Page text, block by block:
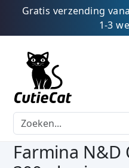
Gratis verzending
1-3
Farmina N&D